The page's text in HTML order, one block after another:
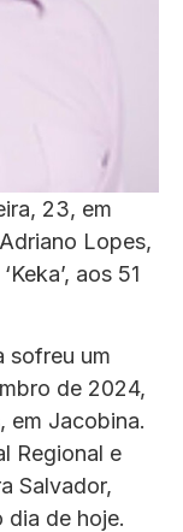
23, em
Lopes,
aos 51
sofreu um
de 2024,
em Jacobina.
Regional e
Salvador,
dia de hoje.